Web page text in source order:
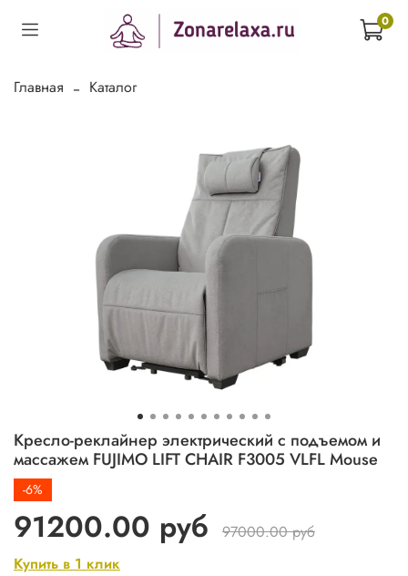
0
Главная Каталог
Кресло-реклайнер электрический с подъемом и
массажем FUJIMO LIFT CHAIR F3005 VLFL Mouse
-6%
91200.00 руб
97000.00 руб
Купить в 1 клик